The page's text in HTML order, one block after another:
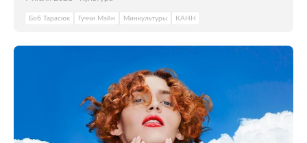
Боб Тарасюк Гуччи Мэйн Минкультуры КАНН